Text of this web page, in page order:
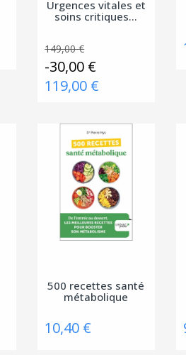
Urgences vitales et
soins critiques...
149,00 €
-30,00 €
119,00 €
500 recettes santé
métabolique
10,40 €